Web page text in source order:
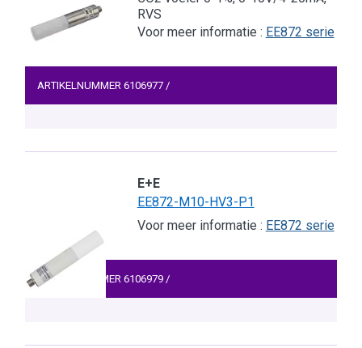
RVS
Voor meer informatie : EE872 serie
ARTIKELNUMMER 6106977 /
E+E
EE872-M10-HV3-P1
Voor meer informatie : EE872 serie
ARTIKELNUMMER 6106979 /